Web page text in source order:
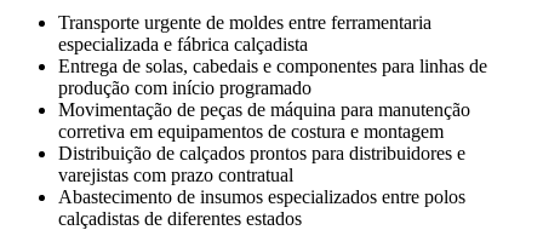
Transporte urgente de moldes entre ferramentaria
especializada e fábrica calçadista
Entrega de solas, cabedais e componentes para linhas de
produção com início programado
Movimentação de peças de máquina para manutenção
corretiva em equipamentos de costura e montagem
Distribuição de calçados prontos para distribuidores e
varejistas com prazo contratual
Abastecimento de insumos especializados entre polos
calçadistas de diferentes estados